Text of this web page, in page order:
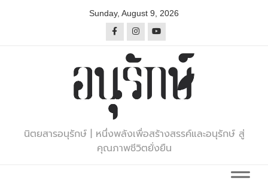
Sunday, August 9, 2026
นิตยสารอนุรักษ์ | หนึ่งพลังเพื่อสร้างสรรค์และอนุรักษ์ สู่
คุณภาพชีวิตยั่งยืน